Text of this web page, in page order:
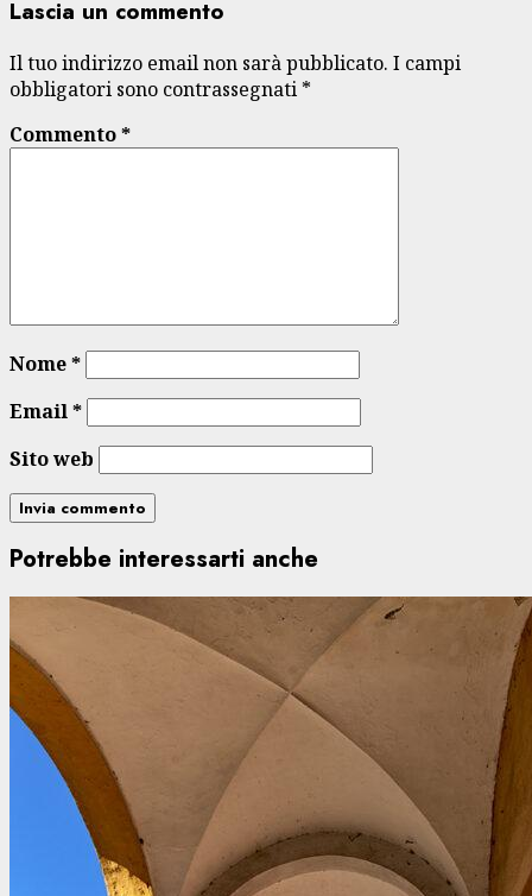
Lascia un commento
Il tuo indirizzo email non sarà pubblicato. I campi
obbligatori sono contrassegnati *
Commento*
Nome*
Email*
Sito web
Potrebbe interessarti anche